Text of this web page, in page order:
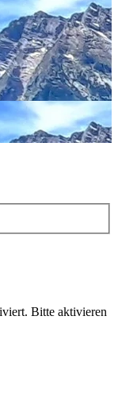
Bitte aktivieren